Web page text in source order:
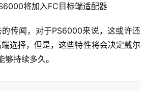
将加入FC目标端适配器
传闻，对于PS6000来说，这或许还
选择，但是，这些特性将会决定戴尔
持续多久。